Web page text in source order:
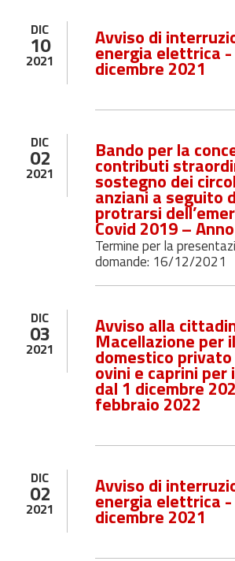
DIC
10
2021
Avviso di
energia elettrica
dicembre 2021
DIC
02
2021
Bando per la
contributi
sostegno dei
anziani a seguito
protrarsi
Covid 2019 –
Termine per la
domande: 16/12/2021
DIC
03
2021
Avviso alla
Macellazione per
domestico
ovini e caprini per
dal 1 dicembre
febbraio 2022
DIC
02
2021
Avviso di
energia elettrica -
dicembre 2021